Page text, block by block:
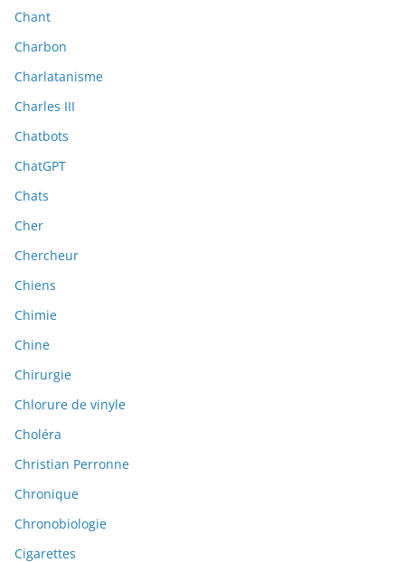
Chant
Charbon
Charlatanisme
Charles III
Chatbots
ChatGPT
Chats
Cher
Chercheur
Chiens
Chimie
Chine
Chirurgie
Chlorure de vinyle
Choléra
Christian Perronne
Chronique
Chronobiologie
Cigarettes